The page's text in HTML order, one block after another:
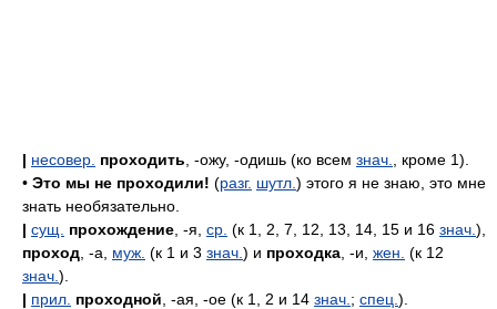
| несовер. проходить , -ожу, -одишь (ко всем знач.
, кроме 1).
• Это мы не проходили! (разг. шутл. ) этого я не знаю, это мне
знать необязательно.
| сущ. прохождение , -я, ср. (к 1, 2, 7, 12, 13, 14, 15 и 16 знач. ),
проход , -а, муж. (к 1 и 3 знач. ) и проходка , -и, жен. (к 12
знач. ).
| прил. проходной , -ая, -ое (к 1, 2 и 14 знач. ; спец. ).